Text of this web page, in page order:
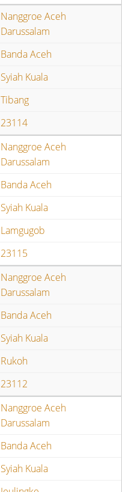
Nanggroe Aceh
Darussalam
Banda Aceh
Syiah Kuala
Tibang
23114
Nanggroe Aceh
Darussalam
Banda Aceh
Syiah Kuala
Lamgugob
23115
Nanggroe Aceh
Darussalam
Banda Aceh
Syiah Kuala
Rukoh
23112
Nanggroe Aceh
Darussalam
Banda Aceh
Syiah Kuala